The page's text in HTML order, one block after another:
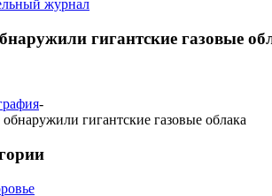
гигантские газовые
-
гигантские газовые облака